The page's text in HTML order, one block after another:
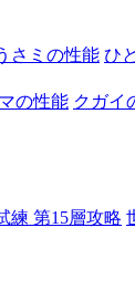
さミの性能 ひ
の性能 クガイ
練 第15層攻略